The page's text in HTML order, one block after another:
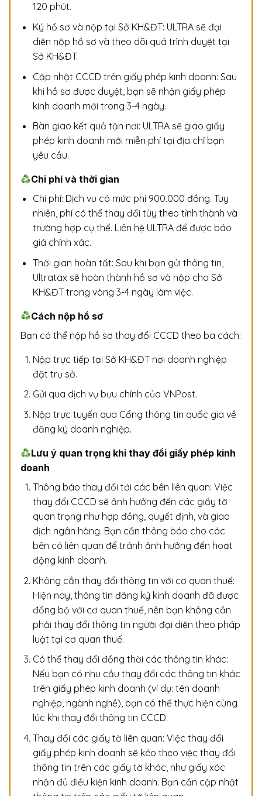
120 phút.
Ký hồ sơ và nộp tại Sở KH&ĐT: ULTRA sẽ đại
diện nộp hồ sơ và theo dõi quá trình duyệt tại
Sở KH&ĐT.
Cập nhật CCCD trên giấy phép kinh doanh: Sau
khi hồ sơ được duyệt, bạn sẽ nhận giấy phép
kinh doanh mới trong 3-4 ngày.
Bàn giao kết quả tận nơi: ULTRA sẽ giao giấy
phép kinh doanh mới miễn phí tại địa chỉ bạn
yêu cầu.
Chi phí và thời gian
Chi phí: Dịch vụ có mức phí 900.000 đồng. Tuy
nhiên, phí có thể thay đổi tùy theo tỉnh thành và
trường hợp cụ thể. Liên hệ ULTRA để được báo
giá chính xác.
Thời gian hoàn tất: Sau khi bạn gửi thông tin,
Ultratax sẽ hoàn thành hồ sơ và nộp cho Sở
KH&ĐT trong vòng 3-4 ngày làm việc.
Cách nộp hồ sơ
Bạn có thể nộp hồ sơ thay đổi CCCD theo ba cách:
Nộp trực tiếp tại Sở KH&ĐT nơi doanh nghiệp
đặt trụ sở.
Gửi qua dịch vụ bưu chính của VNPost.
Nộp trực tuyến qua Cổng thông tin quốc gia về
đăng ký doanh nghiệp.
Lưu ý quan trọng khi thay đổi giấy phép kinh
doanh
Thông báo thay đổi tới các bên liên quan: Việc
thay đổi CCCD sẽ ảnh hưởng đến các giấy tờ
quan trọng như hợp đồng, quyết định, và giao
dịch ngân hàng. Bạn cần thông báo cho các
bên có liên quan để tránh ảnh hưởng đến hoạt
động kinh doanh.
Không cần thay đổi thông tin với cơ quan thuế:
Hiện nay, thông tin đăng ký kinh doanh đã được
đồng bộ với cơ quan thuế, nên bạn không cần
phải thay đổi thông tin người đại diện theo pháp
luật tại cơ quan thuế.
Có thể thay đổi đồng thời các thông tin khác:
Nếu bạn có nhu cầu thay đổi các thông tin khác
trên giấy phép kinh doanh (ví dụ: tên doanh
nghiệp, ngành nghề), bạn có thể thực hiện cùng
lúc khi thay đổi thông tin CCCD.
Thay đổi các giấy tờ liên quan: Việc thay đổi
giấy phép kinh doanh sẽ kéo theo việc thay đổi
thông tin trên các giấy tờ khác, như giấy xác
nhận đủ điều kiện kinh doanh. Bạn cần cập nhật